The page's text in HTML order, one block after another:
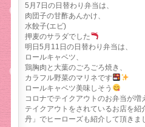
5月7日の日替わり弁当は、
肉団子の甘酢あんかけ、
水餃子(エビ)
押麦のサラダでした
明日5月11日の日替わり弁当は、
ロールキャベツ、
鶏胸肉と大葉のごろごろ焼き、
カラフル野菜のマリネです
ロールキャベツ美味しそう
コロナでテイクアウトのお弁当が増
テイクアウトをされているお店を
丹」でヒーローズも紹介して頂きま